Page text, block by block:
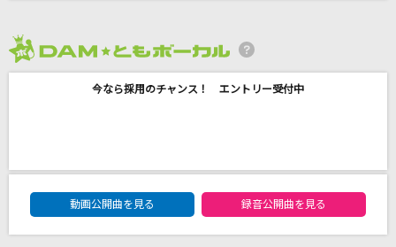
Lost love song
今なら採用のチャンス！ エントリー受付中
DAM★ともボーカルエントリーランキング
動画公開曲を見る
録音公開曲を見る